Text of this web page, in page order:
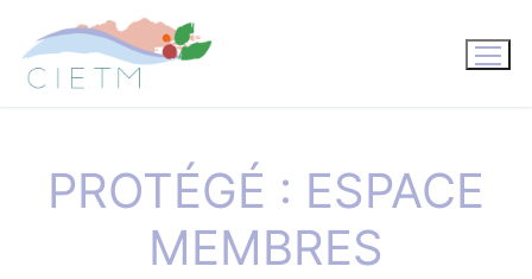
contenu
PROTÉGÉ : ESPACE
MEMBRES